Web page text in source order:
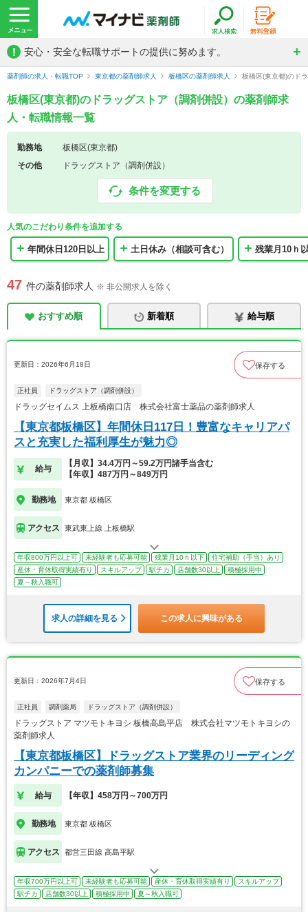
! 安心・安全な転職サポートの提供に努めます。
薬剤師の求人・転職TOP 東京都の薬剤師求人 板橋区の薬剤師求人 板橋区(東京都)のド
板橋区(東京都)のドラッグストア（調剤併設）の薬剤師求
人・転職情報一覧
勤務地
板橋区(東京都)
その他
ドラッグストア（調剤併設）
条件を変更する
人気のこだわり条件を追加する
年間休日120日以上 土日休み（相談可含む） 残業月10ｈ
47 件の薬剤師求人 ※ 非公開求人を除く
おすすめ順 新着順 給与順
更新日：2026年6月18日 保存する
正社員 ドラッグストア（調剤併設）
ドラッグセイムス 上板橋南口店 株式会社富士薬品の薬剤師求人
【東京都板橋区】年間休日117日！豊富なキャリアパ
スと充実した福利厚生が魅力◎
給与
【月収】34.4万円～59.2万円諸手当含む
【年収】487万円～849万円
勤務地 東京都 板橋区
アクセス 東武東上線 上板橋駅
年収800万円以上可 未経験者も応募可能 残業月10ｈ以下
住宅補助（手当）あり
産休・育休取得実績有り
スキルアップ 駅チカ 店舗数30以上
積極採用中
夏～秋入職可
求人の詳細を見る この求人に興味がある
更新日：2026年7月4日 保存する
正社員 調剤薬局 ドラッグストア（調剤併設）
ドラッグストア マツモトキヨシ 板橋高島平店 株式会社マツモトキヨシの
薬剤師求人
【東京都板橋区】ドラッグストア業界のリーディング
カンパニーでの薬剤師募集
給与 【年収】458万円～700万円
勤務地 東京都 板橋区
アクセス 都営三田線 高島平駅
年収700万円以上可 未経験者も応募可能 産休・育休取得実績有り
スキルアップ
駅チカ
店舗数30以上 積極採用中 夏～秋入職可